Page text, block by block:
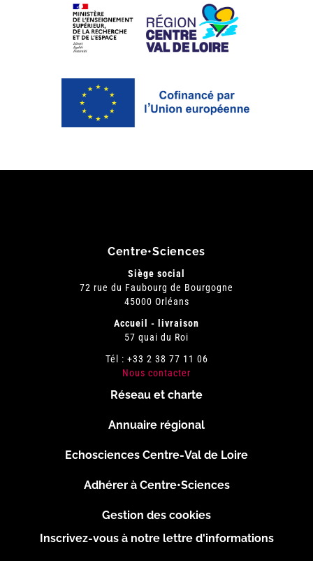
Centre•Sciences
Siège social
72 rue du Faubourg de Bourgogne
45000 Orléans
Accueil - livraison
57 quai du Roi
Tél : +33 2 38 77 11 06
Nous contacter
page
Réseau et charte
Annuaire régional
Echosciences Centre-Val de Loire
Adhérer à Centre•Sciences
Gestion des cookies
Inscrivez-vous à notre lettre d'informations